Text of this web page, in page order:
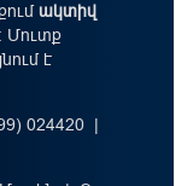
ակտիվ
Մուտք
է
024420 |